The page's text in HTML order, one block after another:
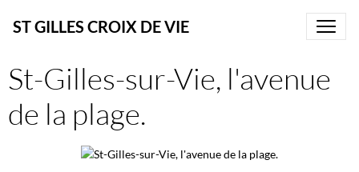
ST GILLES CROIX DE VIE
St-Gilles-sur-Vie, l'avenue
de la plage.